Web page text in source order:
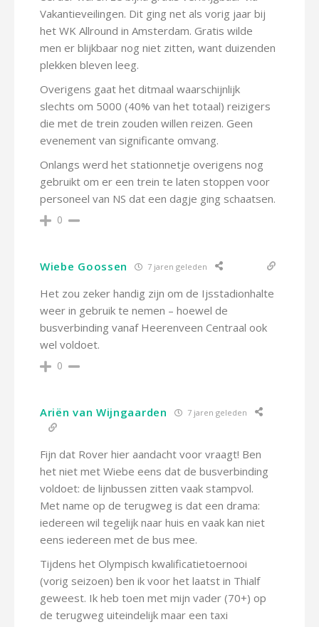
Vakantieveilingen. Dit ging net als vorig jaar bij
het WK Allround in Amsterdam. Gratis wilde
men er blijkbaar nog niet zitten, want duizenden
plekken bleven leeg.
Overigens gaat het ditmaal waarschijnlijk
slechts om 5000 (40% van het totaal) reizigers
die met de trein zouden willen reizen. Geen
evenement van significante omvang.
Onlangs werd het stationnetje overigens nog
gebruikt om er een trein te laten stoppen voor
personeel van NS dat een dagje ging schaatsen.
0
Wiebe Goossen 7 jaren geleden
Het zou zeker handig zijn om de Ijsstadionhalte
weer in gebruik te nemen – hoewel de
busverbinding vanaf Heerenveen Centraal ook
wel voldoet.
0
Ariën van Wijngaarden 7 jaren geleden
Fijn dat Rover hier aandacht voor vraagt! Ben
het niet met Wiebe eens dat de busverbinding
voldoet: de lijnbussen zitten vaak stampvol.
Met name op de terugweg is dat een drama:
iedereen wil tegelijk naar huis en vaak kan niet
eens iedereen met de bus mee.
Tijdens het Olympisch kwalificatietoernooi
(vorig seizoen) ben ik voor het laatst in Thialf
geweest. Ik heb toen met mijn vader (70+) op
de terugweg uiteindelijk maar een taxi